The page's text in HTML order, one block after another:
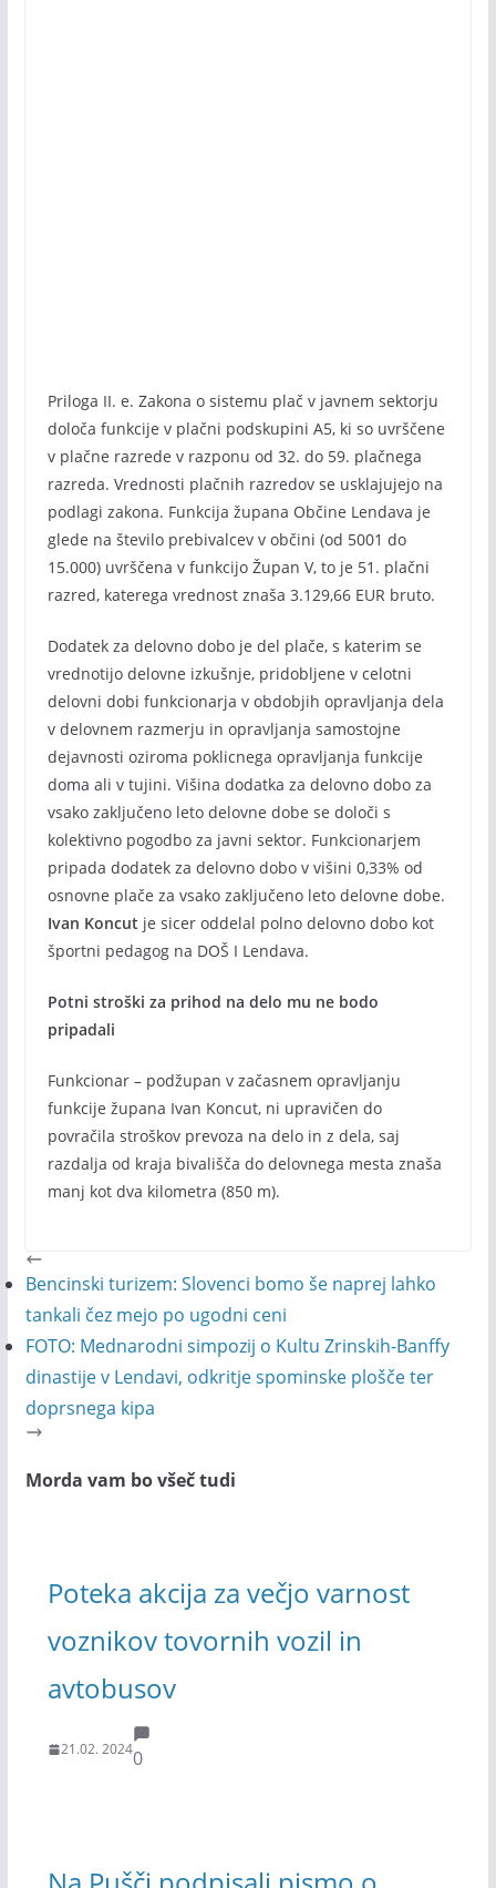
Priloga II. e. Zakona o sistemu plač v javnem sektorju
določa funkcije v plačni podskupini A5, ki so uvrščene
v plačne razrede v razponu od 32. do 59. plačnega
razreda. Vrednosti plačnih razredov se usklajujejo na
podlagi zakona. Funkcija župana Občine Lendava je
glede na število prebivalcev v občini (od 5001 do
15.000) uvrščena v funkcijo Župan V, to je 51. plačni
razred, katerega vrednost znaša 3.129,66 EUR bruto.
Dodatek za delovno dobo je del plače, s katerim se
vrednotijo delovne izkušnje, pridobljene v celotni
delovni dobi funkcionarja v obdobjih opravljanja dela
v delovnem razmerju in opravljanja samostojne
dejavnosti oziroma poklicnega opravljanja funkcije
doma ali v tujini. Višina dodatka za delovno dobo za
vsako zaključeno leto delovne dobe se določi s
kolektivno pogodbo za javni sektor. Funkcionarjem
pripada dodatek za delovno dobo v višini 0,33% od
osnovne plače za vsako zaključeno leto delovne dobe.
Ivan Koncut je sicer oddelal polno delovno dobo kot
športni pedagog na DOŠ I Lendava.
Potni stroški za prihod na delo mu ne bodo
pripadali
Funkcionar – podžupan v začasnem opravljanju
funkcije župana Ivan Koncut, ni upravičen do
povračila stroškov prevoza na delo in z dela, saj
razdalja od kraja bivališča do delovnega mesta znaša
manj kot dva kilometra (850 m).
Bencinski turizem: Slovenci bomo še naprej lahko
tankali čez mejo po ugodni ceni
FOTO: Mednarodni simpozij o Kultu Zrinskih-Banffy
dinastije v Lendavi, odkritje spominske plošče ter
doprsnega kipa
Morda vam bo všeč tudi
Poteka akcija za večjo varnost
voznikov tovornih vozil in
avtobusov
21.02. 20240